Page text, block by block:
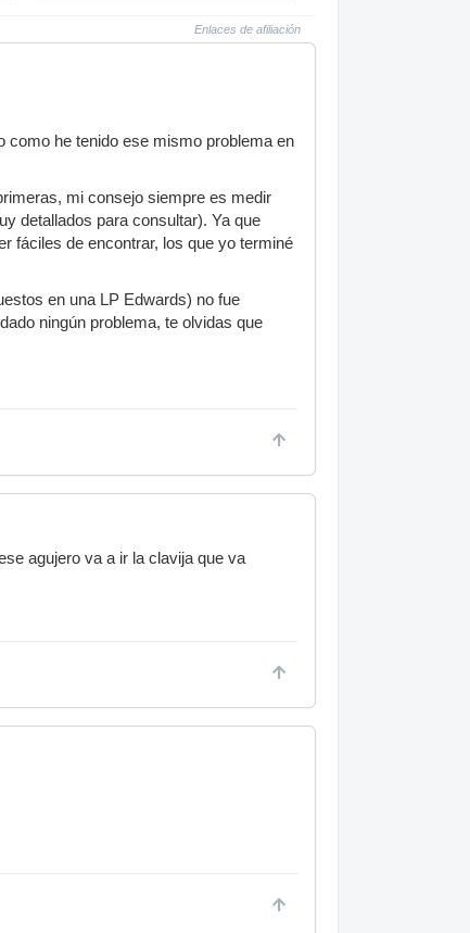
Enlaces de afiliación
como he tenido ese mismo problema en
mi consejo siempre es medir
detallados para consultar). Ya que
fáciles de encontrar, los que yo terminé
en una LP Edwards) no fue
ningún problema, te olvidas que
agujero va a ir la clavija que va